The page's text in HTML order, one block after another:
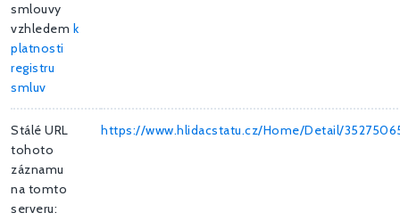
smlouvy
vzhledem k
platnosti
registru
smluv
Stálé URL
tohoto
záznamu
na tomto
serveru:
https://www.hlidacstatu.cz/Home/Detail/